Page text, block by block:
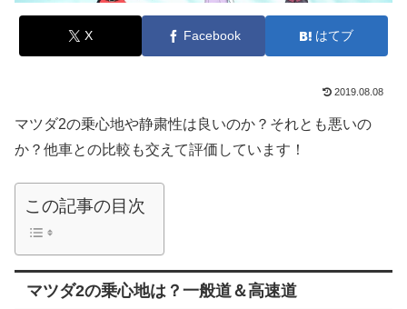
X Facebook はてブ
2019.08.08
マツダ2の乗心地や静粛性は良いのか？それとも悪いの
か？他車との比較も交えて評価しています！
この記事の目次
マツダ2の乗心地は？一般道＆高速道